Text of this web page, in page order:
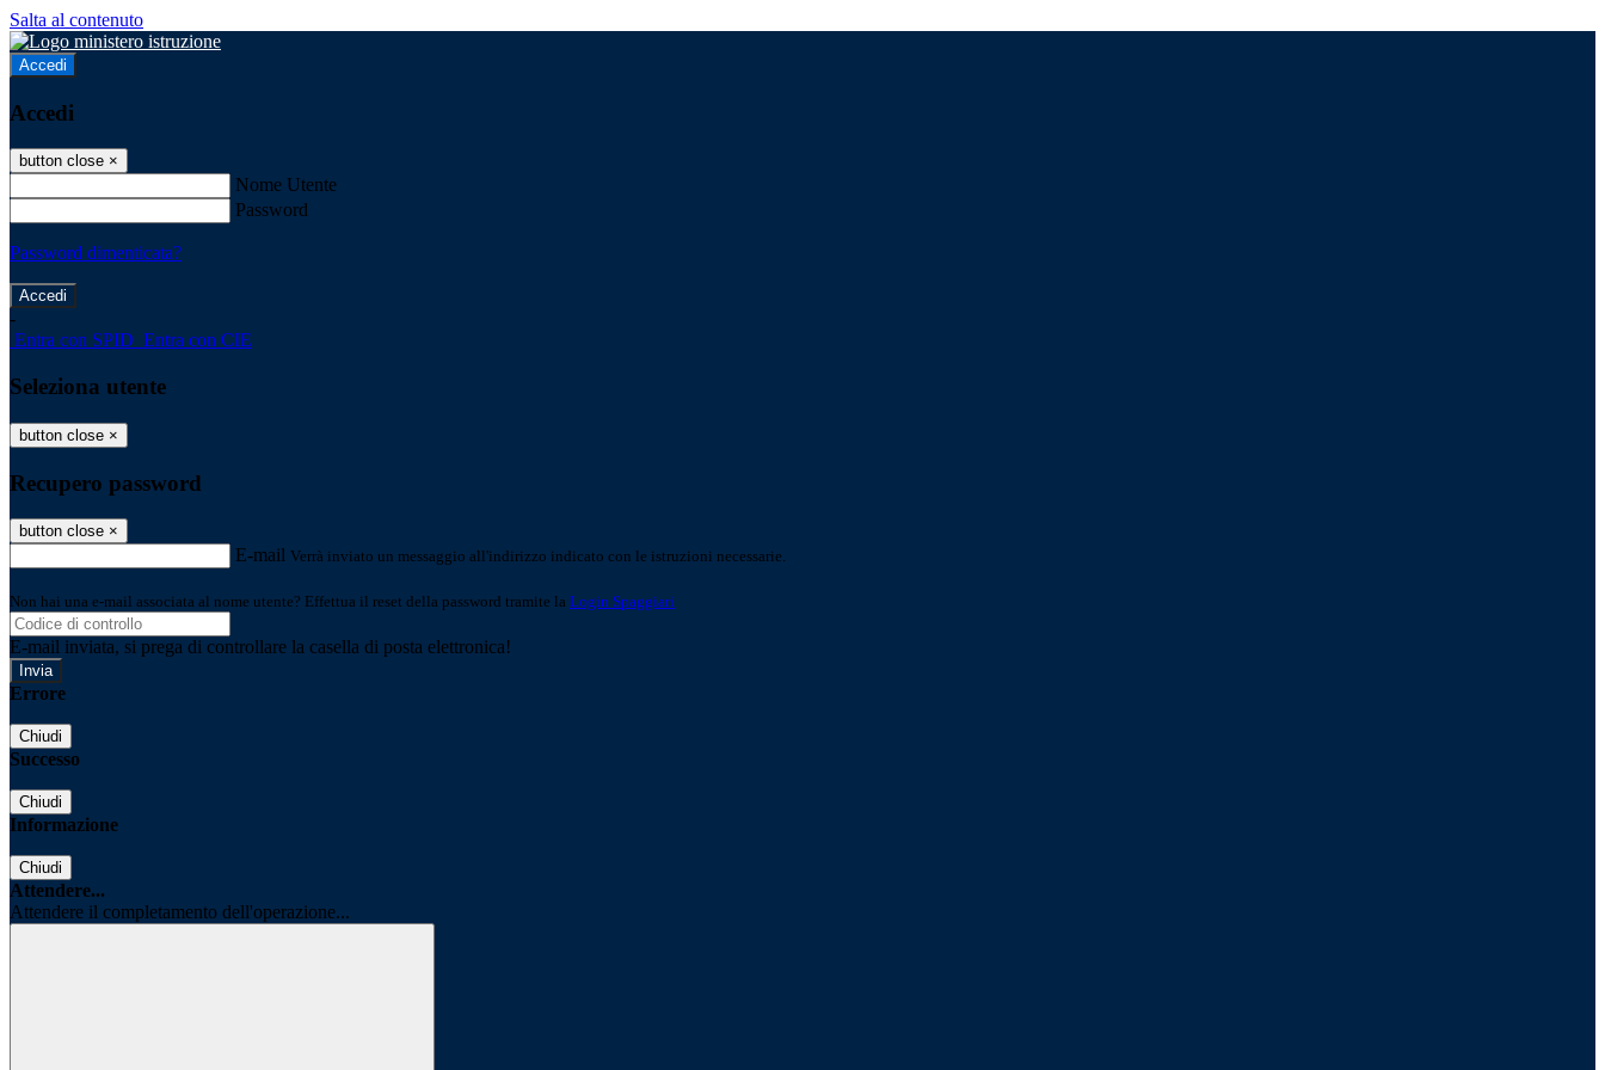
Salta al contenuto
Accedi
Accedi
button close ×
Nome Utente
Password
Password dimenticata?
-
Entra con SPID Entra con CIE
Seleziona utente
button close ×
Recupero password
button close ×
E-mail Verrà inviato un messaggio all'indirizzo indicato con le istruzioni necessarie.
Non hai una e-mail associata al nome utente? Effettua il reset della password tramite la Login Spaggiari
E-mail inviata, si prega di controllare la casella di posta elettronica!
Errore
Chiudi
Successo
Chiudi
Informazione
Chiudi
Attendere...
Attendere il completamento dell'operazione...